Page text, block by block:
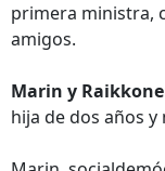
primera ministra,
amigos.
Marin y
hija de dos años